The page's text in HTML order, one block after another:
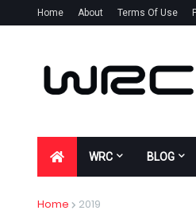
Home About Terms Of Use
WRC BLOG
Home 2019